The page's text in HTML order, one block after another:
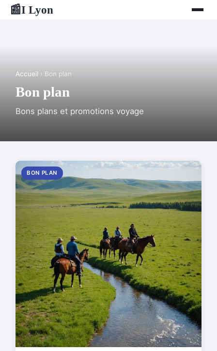
📰I Lyon
Accueil › Bon plan
Bon plan
Bons plans et promotions voyage
BON PLAN